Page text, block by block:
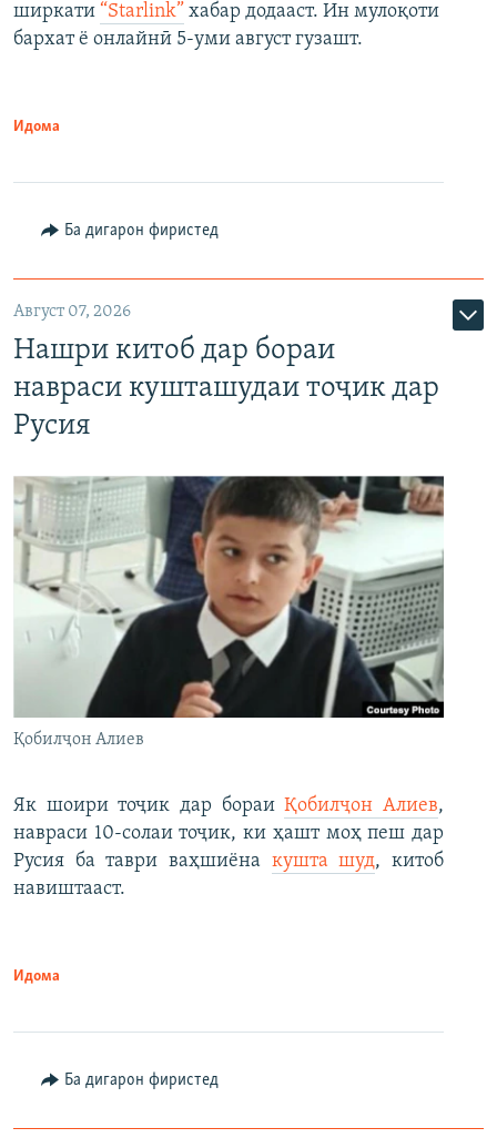
ширкати “Starlink” хабар додааст. Ин мулоқоти
бархат ё онлайнӣ 5-уми август гузашт.
Идома
Ба дигарон фиристед
Август 07, 2026
Нашри китоб дар бораи
навраси кушташудаи тоҷик дар
Русия
Қобилҷон Алиев
Як шоири тоҷик дар бораиҚобилҷон Алиев,
навраси 10-солаи тоҷик, ки ҳашт моҳ пеш дар
Русия ба таври ваҳшиёна кушта шуд, китоб
навиштааст.
Идома
Ба дигарон фиристед